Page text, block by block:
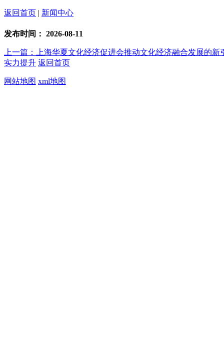
返回首页 | 新闻中心
发布时间： 2026-08-11
上一篇：上海华夏文化经济促进会推动文化经济融合发展的新
实力提升 返回首页
网站地图 xml地图